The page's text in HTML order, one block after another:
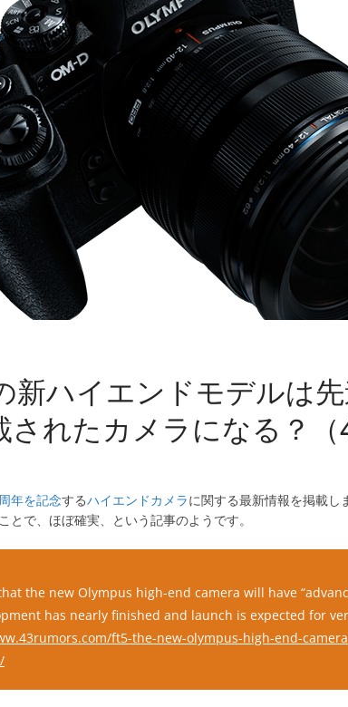
新ハイエンドモデルは
されたカメラになる？（
年を記念するハイエンドカメラに関する最新情報を掲載し
とで、ほぼ確実、という記事のようです。
the new Olympus high-end camera will have
has nearly finished and launch is expected for
ft5-the-new-olympus-high-end-